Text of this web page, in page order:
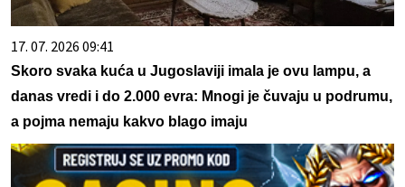
17. 07. 2026 09:41
Skoro svaka kuća u Jugoslaviji imala je ovu lampu, a
danas vredi i do 2.000 evra: Mnogi je čuvaju u podrumu,
a pojma nemaju kakvo blago imaju